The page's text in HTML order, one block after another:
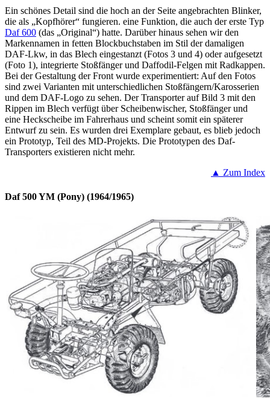
Ein schönes Detail sind die hoch an der Seite angebrachten Blinker,
die als „Kopfhörer“ fungieren. eine Funktion, die auch der erste Typ
Daf 600 (das „Original“) hatte. Darüber hinaus sehen wir den
Markennamen in fetten Blockbuchstaben im Stil der damaligen
DAF-Lkw, in das Blech eingestanzt (Fotos 3 und 4) oder aufgesetzt
(Foto 1), integrierte Stoßfänger und Daffodil-Felgen mit Radkappen.
Bei der Gestaltung der Front wurde experimentiert: Auf den Fotos
sind zwei Varianten mit unterschiedlichen Stoßfängern/Karosserien
und dem DAF-Logo zu sehen. Der Transporter auf Bild 3 mit den
Rippen im Blech verfügt über Scheibenwischer, Stoßfänger und
eine Heckscheibe im Fahrerhaus und scheint somit ein späterer
Entwurf zu sein. Es wurden drei Exemplare gebaut, es blieb jedoch
ein Prototyp, Teil des MD-Projekts. Die Prototypen des Daf-
Transporters existieren nicht mehr.
▲ Zum Index
Daf 500 YM (Pony) (1964/1965)